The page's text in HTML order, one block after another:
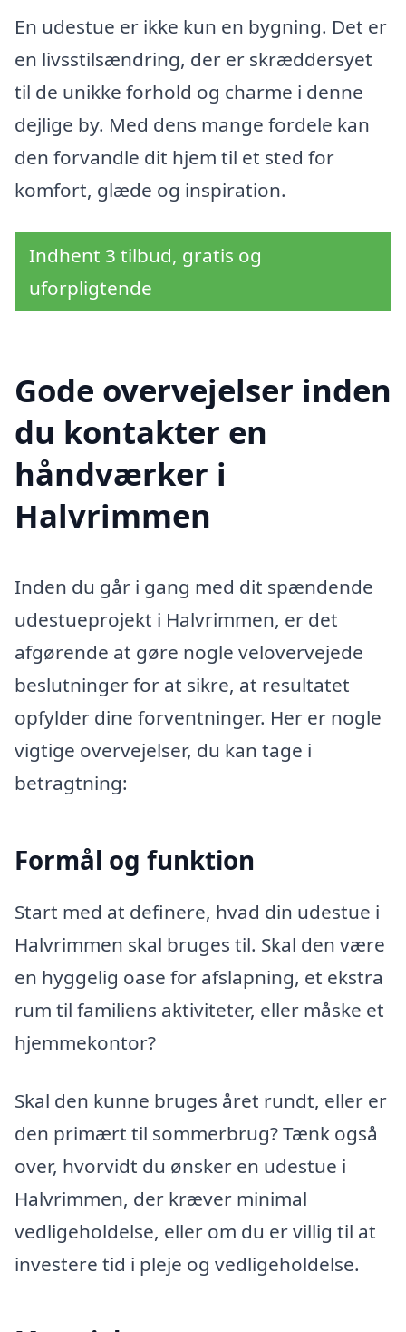
En udestue er ikke kun en bygning. Det er
en livsstilsændring, der er skræddersyet
til de unikke forhold og charme i denne
dejlige by. Med dens mange fordele kan
den forvandle dit hjem til et sted for
komfort, glæde og inspiration.
Indhent 3 tilbud, gratis og
uforpligtende
Gode overvejelser inden
du kontakter en
håndværker i
Halvrimmen
Inden du går i gang med dit spændende
udestueprojekt i Halvrimmen, er det
afgørende at gøre nogle velovervejede
beslutninger for at sikre, at resultatet
opfylder dine forventninger. Her er nogle
vigtige overvejelser, du kan tage i
betragtning:
Formål og funktion
Start med at definere, hvad din udestue i
Halvrimmen skal bruges til. Skal den være
en hyggelig oase for afslapning, et ekstra
rum til familiens aktiviteter, eller måske et
hjemmekontor?
Skal den kunne bruges året rundt, eller er
den primært til sommerbrug? Tænk også
over, hvorvidt du ønsker en udestue i
Halvrimmen, der kræver minimal
vedligeholdelse, eller om du er villig til at
investere tid i pleje og vedligeholdelse.